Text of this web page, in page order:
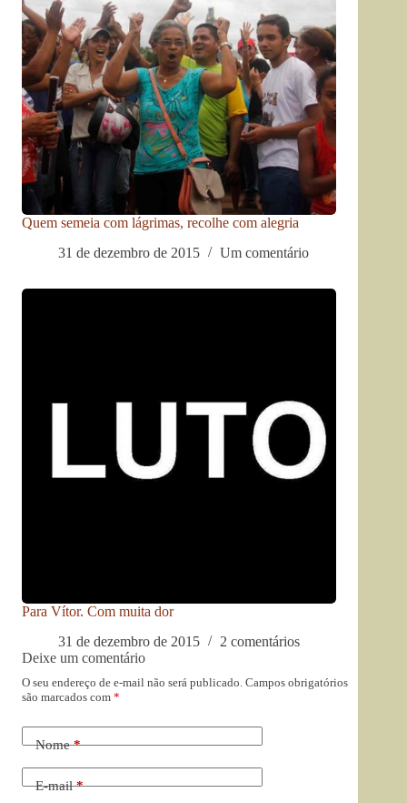
Quem semeia com lágrimas, recolhe com alegria
31 de dezembro de 2015
Um comentário
Para Vítor. Com muita dor
31 de dezembro de 2015
2 comentários
Deixe um comentário
O seu endereço de e-mail não será publicado. Campos obrigatórios
são marcados com *
Nome*
E-mail*